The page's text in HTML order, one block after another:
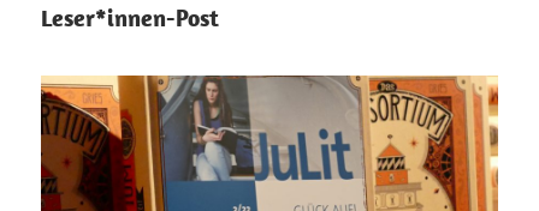
Leser*innen-Post